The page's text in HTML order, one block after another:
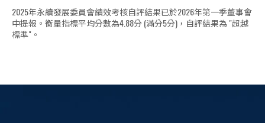
2025年永續發展委員會績效考核自評結果已於2026年第一季董事會
中提報。衡量指標平均分數為4.88分 (滿分5分)，自評結果為 "超越
標準"。